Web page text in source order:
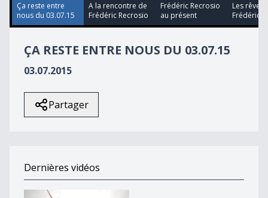
54
seconds
Ça reste entre
nous du 03.07.15
A la rencontre de
Frédéric Recrosio
Frédéric Recrosio
au présent
Les rêves
Frédéric
ÇA RESTE ENTRE NOUS DU 03.07.15
03.07.2015
Partager
Dernières vidéos